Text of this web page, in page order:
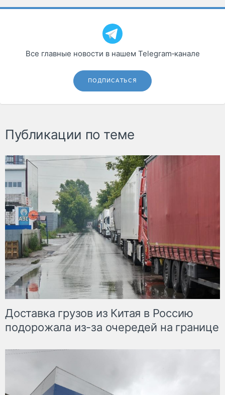
Все главные новости в нашем Telegram‑канале
ПОДПИСАТЬСЯ
Публикации по теме
Доставка грузов из Китая в Россию
подорожала из-за очередей на границе